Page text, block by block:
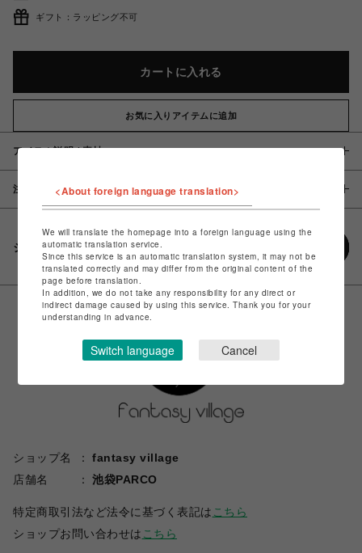
ギフト：ラッピング不可
カートに入れる
お気に入りアイテムに追加
アイテム説明 / 素材
注意事項
シェアする
ショップ名
fantasy village
店舗名
池袋PARCO
特定商取引法など法令に基づく表記は こちら
ショップお問い合わせは こちら
<About foreign language translation>
We will translate the homepage into a foreign language using the
automatic translation service.
Since this service is an automatic translation system, it may not be
translated correctly and may differ from the original content of the
page before translation.
In addition, we do not take any responsibility for any direct or
indirect damage caused by using this service. Thank you for your
understanding in advance.
Switch language Cancel